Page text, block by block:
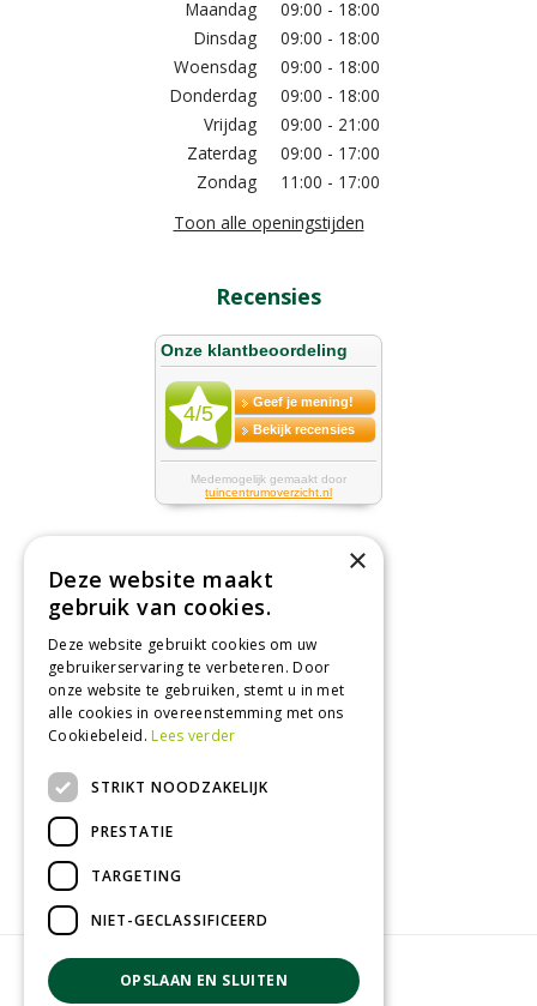
Maandag
09:00 - 18:00
Dinsdag
09:00 - 18:00
Woensdag
09:00 - 18:00
Donderdag
09:00 - 18:00
Vrijdag
09:00 - 21:00
Zaterdag
09:00 - 17:00
Zondag
11:00 - 17:00
Toon alle openingstijden
Recensies
Tuincentrum
Nieuws
Tuintips
Tuincentrum
Tuinplanten
© GroenRijk Zevenaar
×
Deze website maakt
gebruik van cookies.
Deze website gebruikt cookies om uw
gebruikerservaring te verbeteren. Door
onze website te gebruiken, stemt u in met
alle cookies in overeenstemming met ons
Cookiebeleid.Lees verder
STRIKT NOODZAKELIJK
PRESTATIE
TARGETING
NIET-GECLASSIFICEERD
OPSLAAN EN SLUITEN